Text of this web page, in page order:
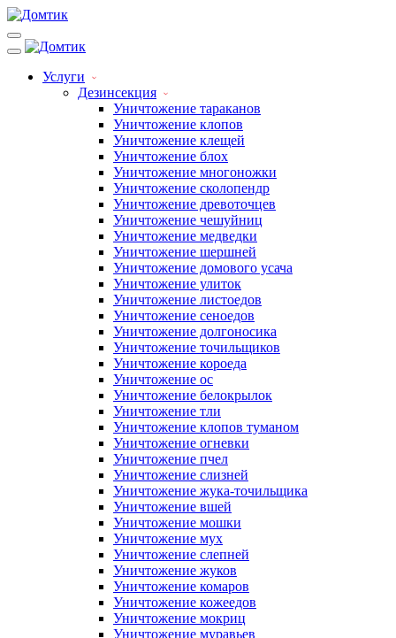
Услуги
Дезинсекция
Уничтожение тараканов
Уничтожение клопов
Уничтожение клещей
Уничтожение блох
Уничтожение многоножки
Уничтожение сколопендр
Уничтожение древоточцев
Уничтожение чешуйниц
Уничтожение медведки
Уничтожение шершней
Уничтожение домового усача
Уничтожение улиток
Уничтожение листоедов
Уничтожение сеноедов
Уничтожение долгоносика
Уничтожение точильщиков
Уничтожение короеда
Уничтожение ос
Уничтожение белокрылок
Уничтожение тли
Уничтожение клопов туманом
Уничтожение огневки
Уничтожение пчел
Уничтожение слизней
Уничтожение жука-точильщика
Уничтожение вшей
Уничтожение мошки
Уничтожение мух
Уничтожение слепней
Уничтожение жуков
Уничтожение комаров
Уничтожение кожеедов
Уничтожение мокриц
Уничтожение муравьев